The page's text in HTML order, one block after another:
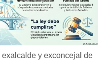
exalcalde y exconcejal de